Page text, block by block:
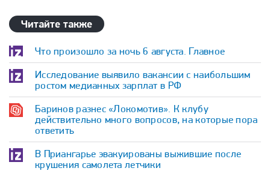
Читайте также
Что произошло за ночь 6 августа. Главное
Исследование выявило вакансии с наибольшим
ростом медианных зарплат в РФ
Баринов разнес «Локомотив». К клубу
действительно много вопросов, на которые пора
ответить
В Приангарье эвакуированы выжившие после
крушения самолета летчики